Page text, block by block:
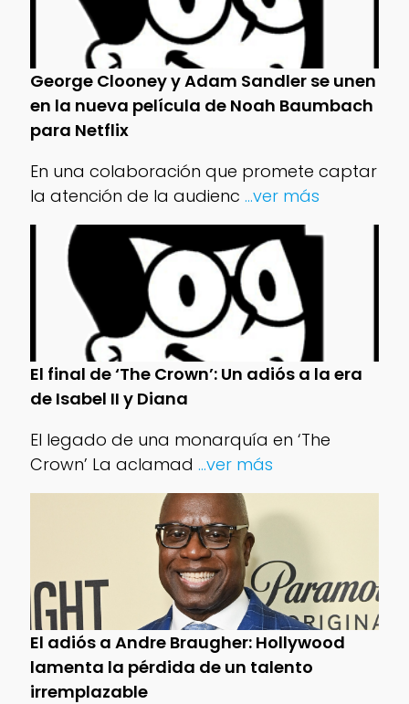
George Clooney y Adam Sandler se unen
en la nueva película de Noah Baumbach
para Netflix
En una colaboración que promete captar
la atención de la audienc ...ver más
El final de ‘The Crown’: Un adiós a la era
de Isabel II y Diana
El legado de una monarquía en ‘The
Crown’ La aclamad ...ver más
El adiós a Andre Braugher: Hollywood
lamenta la pérdida de un talento
irremplazable